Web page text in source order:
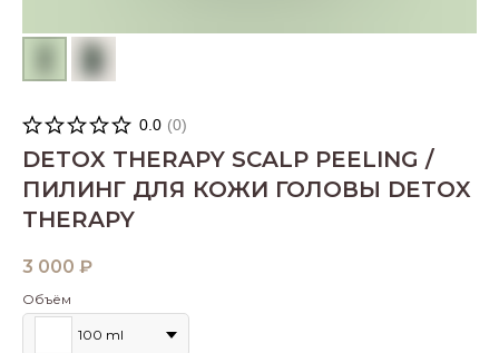
0.0 (0)
DETOX THERAPY SCALP PEELING /
ПИЛИНГ ДЛЯ КОЖИ ГОЛОВЫ DETOX
THERAPY
3 000 ₽
Объём
100 ml